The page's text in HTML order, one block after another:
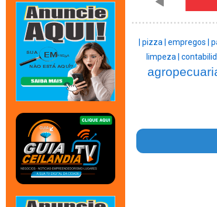
pizza | empregos |
limpeza |